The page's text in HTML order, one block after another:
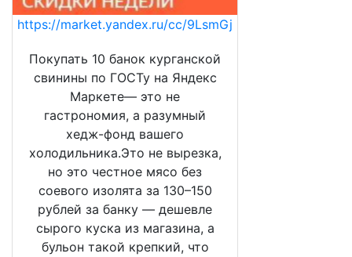
https://market.yandex.ru/cc/9LsmGj
Покупать 10 банок курганской
свинины по ГОСТу на Яндекс
Маркете— это не
гастрономия, а разумный
хедж-фонд вашего
холодильника.Это не вырезка,
но это честное мясо без
соевого изолята за 130–150
рублей за банку — дешевле
сырого куска из магазина, а
бульон такой крепкий, что